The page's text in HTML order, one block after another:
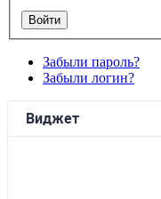
Забыли пароль?
Забыли логин?